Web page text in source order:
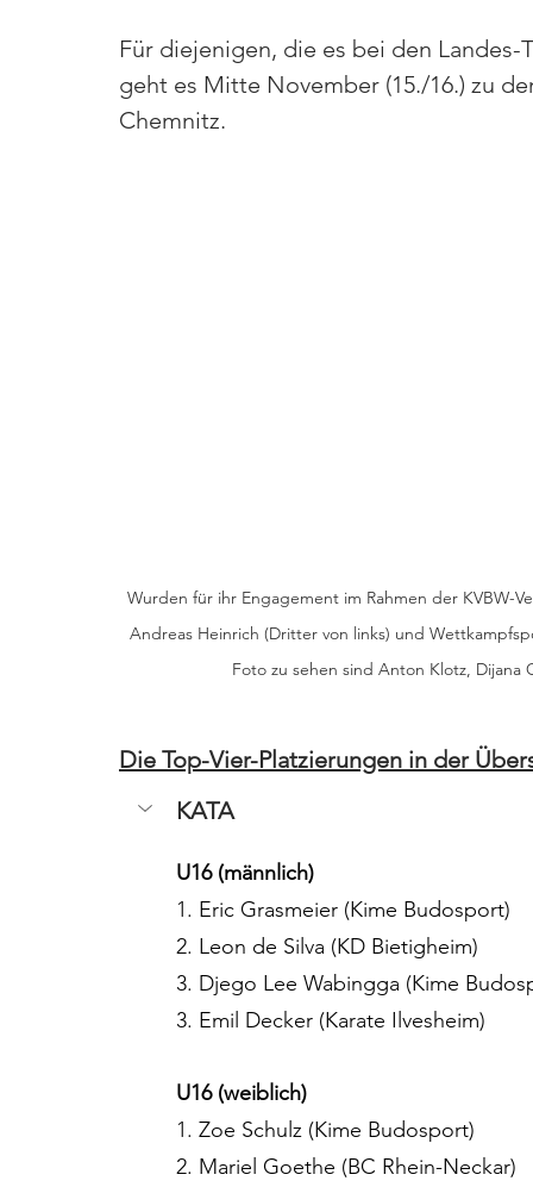
Für diejenigen, die es bei den
geht es Mitte November (15./16.) zu
Chemnitz.
Wurden für ihr Engagement im Rahmen der KVBW-
Andreas Heinrich (Dritter von links) und
Foto zu sehen sind Anton Klotz,
Die Top-Vier-Platzierungen in der
KATA
U16 (männlich)
1. Eric Grasmeier (Kime Budosport)
2. Leon de Silva (KD Bietigheim)
3. Djego Lee Wabingga (Kime
3. Emil Decker (Karate Ilvesheim)
U16 (weiblich)
1. Zoe Schulz (Kime Budosport)
2. Mariel Goethe (BC Rhein-Neckar)